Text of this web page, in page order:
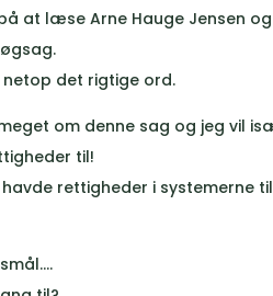
at læse Arne Hauge Jensen og
det rigtige ord.
om denne sag og jeg vil
til!
rettigheder i systemerne